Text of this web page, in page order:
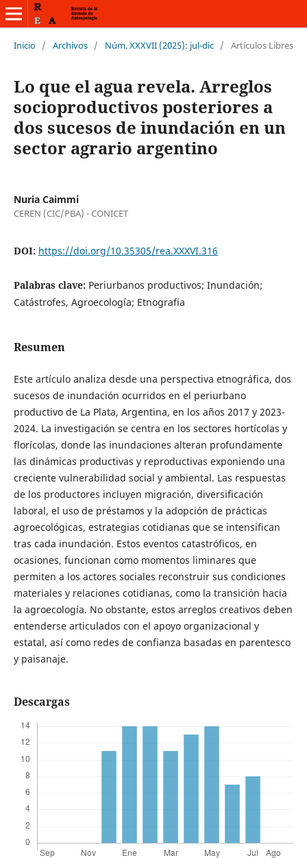
Inicio / Archivos / Núm. XXXVII (2025): jul-dic / Artículos Libres
Lo que el agua revela. Arreglos
socioproductivos posteriores a
dos sucesos de inundación en un
sector agrario argentino
Nuria Caimmi
CEREN (CIC/PBA) - CONICET
DOI: https://doi.org/10.35305/rea.XXXVI.316
Palabras clave: Periurbanos productivos; Inundación;
Catástrofes, Agroecología; Etnografía
Resumen
Este artículo analiza desde una perspectiva etnográfica, dos
sucesos de inundación ocurridos en el periurbano
productivo de La Plata, Argentina, en los años 2017 y 2023-
2024. La investigación se centra en los sectores hortícolas y
florícolas, donde las inundaciones alteran profundamente
las dinámicas productivas y reproductivas exponiendo una
creciente vulnerabilidad social y ambiental. Las respuestas
de los productores incluyen migración, diversificación
laboral, el uso de préstamos y la adopción de prácticas
agroecológicas, estrategias cotidianas que se intensifican
tras cada inundación. Estos eventos catastróficos, en
ocasiones, funcionan como momentos liminares que
permiten a los actores sociales reconstruir sus condiciones
materiales y relaciones cotidianas, como la transición hacia
la agroecología. No obstante, estos arreglos creativos deben
entenderse articulados con el apoyo organizacional y
estatal, así como redes de confianza basadas en parentesco
y paisanaje.
Descargas